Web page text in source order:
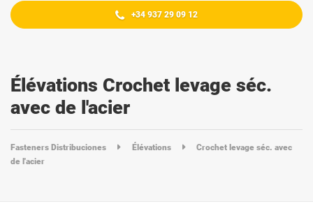
+34 937 29 09 12
Élévations Crochet levage séc.
avec de l'acier
Fasteners Distribuciones Élévations
Crochet levage séc. avec
de l'acier